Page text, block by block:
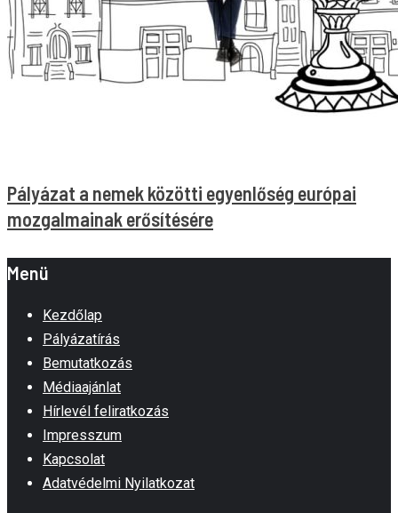
Pályázat a nemek közötti egyenlőség európai
mozgalmainak erősítésére
Menü
Kezdőlap
Pályázatírás
Bemutatkozás
Médiaajánlat
Hírlevél feliratkozás
Impresszum
Kapcsolat
Adatvédelmi Nyilatkozat